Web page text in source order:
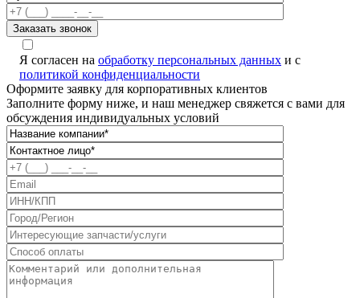
Я согласен на обработку персональных данных и с
политикой конфиденциальности
Оформите заявку для корпоративных клиентов
Заполните форму ниже, и наш менеджер свяжется с вами для
обсуждения индивидуальных условий